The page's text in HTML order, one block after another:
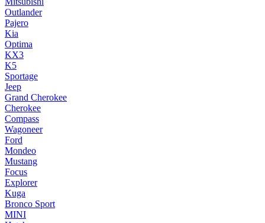
Outlander
Pajero
Kia
Optima
KX3
K5
Sportage
Jeep
Grand Cherokee
Cherokee
Compass
Wagoneer
Ford
Mondeo
Mustang
Focus
Explorer
Kuga
Bronco Sport
MINI